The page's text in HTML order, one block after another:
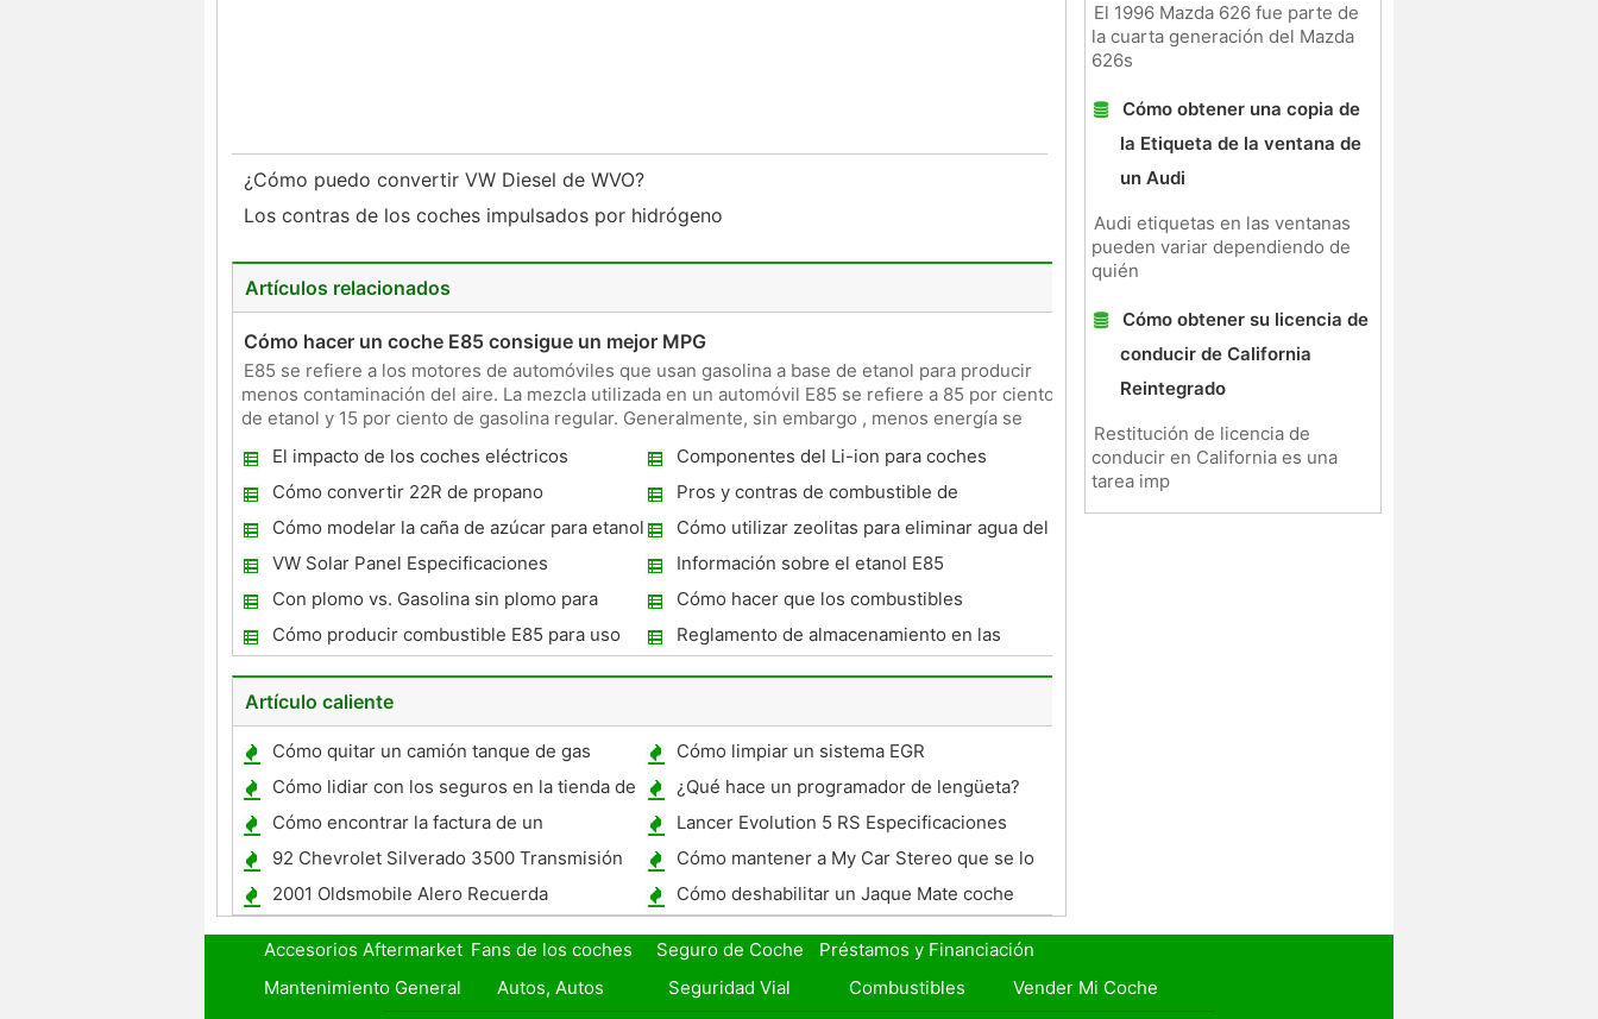
¿Cómo puedo convertir VW Diesel de WVO?
Los contras de los coches impulsados ​​por hidrógeno
Artículos relacionados
Cómo hacer un coche E85 consigue un mejor MPG
E85 se refiere a los motores de automóviles que usan gasolina a base de etanol para producir
menos contaminación del aire. La mezcla utilizada en un automóvil E85 se refiere a 85 por ciento
de etanol y 15 por ciento de gasolina regular. Generalmente, sin embargo , menos energía se
El impacto de los coches eléctricos
Componentes del Li-ion para coches
híbridos
Cómo convertir 22R de propano
Pros y contras de combustible de
hidrógeno
Cómo modelar la caña de azúcar para etanol
Eficacia
Cómo utilizar zeolitas para eliminar agua del
combustible de alcohol
VW Solar Panel Especificaciones
Información sobre el etanol E85
Con plomo vs. Gasolina sin plomo para
motores de automóviles
Cómo hacer que los combustibles
alternativos
Cómo producir combustible E85 para uso
personal
Reglamento de almacenamiento en las
afueras de hidrógeno
Artículo caliente
Cómo quitar un camión tanque de gas
Cómo limpiar un sistema EGR
Cómo lidiar con los seguros en la tienda de
cuerpo después de un accidente
¿Qué hace un programador de lengüeta?
Cómo encontrar la factura de un
distribuidor en un coche nuevo
Lancer Evolution 5 RS Especificaciones
92 Chevrolet Silverado 3500 Transmisión
automática Especificaciones
Cómo mantener a My Car Stereo que se lo
robaran
2001 Oldsmobile Alero Recuerda
Cómo deshabilitar un Jaque Mate coche
alarma
El 1996 Mazda 626 fue parte de
la cuarta generación del Mazda
626s
Cómo obtener una copia de
la Etiqueta de la ventana de
un Audi
Audi etiquetas en las ventanas
pueden variar dependiendo de
quién
Cómo obtener su licencia de
conducir de California
Reintegrado
Restitución de licencia de
conducir en California es una
tarea imp
Accesorios Aftermarket Fans de los coches Seguro de Coche
Préstamos y Financiación
Mantenimiento General
Autos, Autos Seguridad Vial Combustibles Vender Mi Coche